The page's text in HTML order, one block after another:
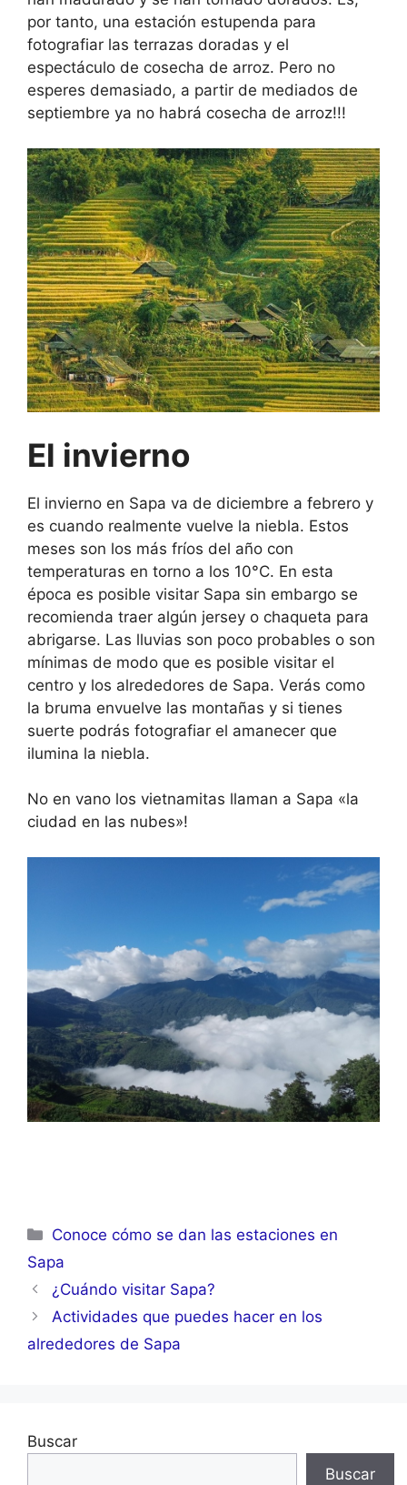
por tanto, una estación estupenda para
fotografiar las terrazas doradas y el
espectáculo de cosecha de arroz. Pero no
esperes demasiado, a partir de mediados de
septiembre ya no habrá cosecha de arroz!!!
El invierno
El invierno en Sapa va de diciembre a febrero y
es cuando realmente vuelve la niebla. Estos
meses son los más fríos del año con
temperaturas en torno a los 10°C. En esta
época es posible visitar Sapa sin embargo se
recomienda traer algún jersey o chaqueta para
abrigarse. Las lluvias son poco probables o son
mínimas de modo que es posible visitar el
centro y los alrededores de Sapa. Verás como
la bruma envuelve las montañas y si tienes
suerte podrás fotografiar el amanecer que
ilumina la niebla.
No en vano los vietnamitas llaman a Sapa «la
ciudad en las nubes»!
Categorías
Conoce cómo se dan las estaciones en
Sapa
¿Cuándo visitar Sapa?
Actividades que puedes hacer en los
alrededores de Sapa
Buscar
Buscar